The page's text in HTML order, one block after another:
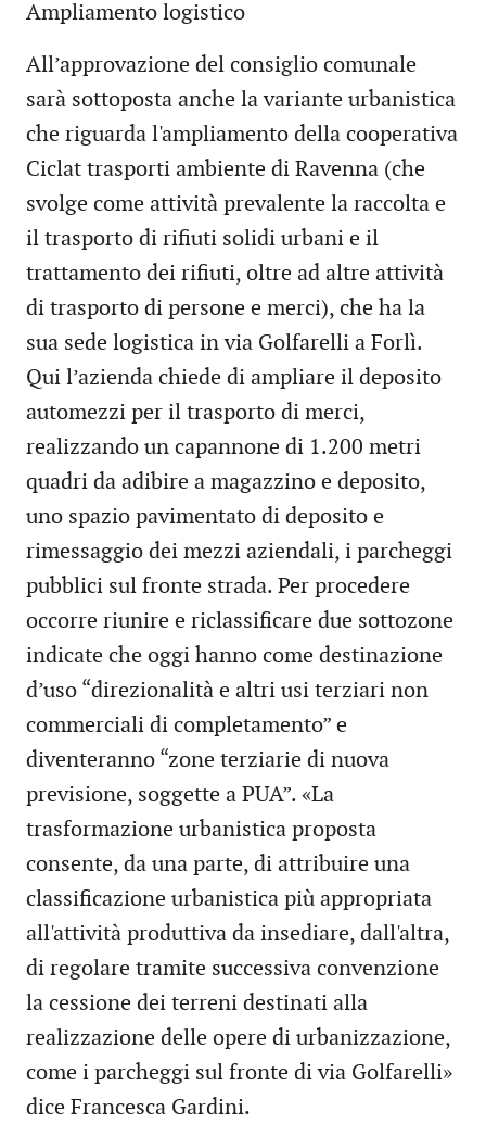
Ampliamento logistico
All’approvazione del consiglio comunale
sarà sottoposta anche la variante urbanistica
che riguarda l'ampliamento della cooperativa
Ciclat trasporti ambiente di Ravenna (che
svolge come attività prevalente la raccolta e
il trasporto di rifiuti solidi urbani e il
trattamento dei rifiuti, oltre ad altre attività
di trasporto di persone e merci), che ha la
sua sede logistica in via Golfarelli a Forlì.
Qui l’azienda chiede di ampliare il deposito
automezzi per il trasporto di merci,
realizzando un capannone di 1.200 metri
quadri da adibire a magazzino e deposito,
uno spazio pavimentato di deposito e
rimessaggio dei mezzi aziendali, i parcheggi
pubblici sul fronte strada. Per procedere
occorre riunire e riclassificare due sottozone
indicate che oggi hanno come destinazione
d’uso “direzionalità e altri usi terziari non
commerciali di completamento” e
diventeranno “zone terziarie di nuova
previsione, soggette a PUA”. «La
trasformazione urbanistica proposta
consente, da una parte, di attribuire una
classificazione urbanistica più appropriata
all'attività produttiva da insediare, dall'altra,
di regolare tramite successiva convenzione
la cessione dei terreni destinati alla
realizzazione delle opere di urbanizzazione,
come i parcheggi sul fronte di via Golfarelli»
dice Francesca Gardini.